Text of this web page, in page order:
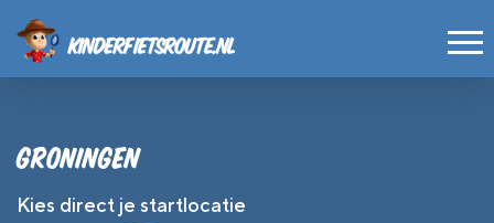
Ga verder naar de hoofdinhoud
Groningen
Kies direct je startlocatie